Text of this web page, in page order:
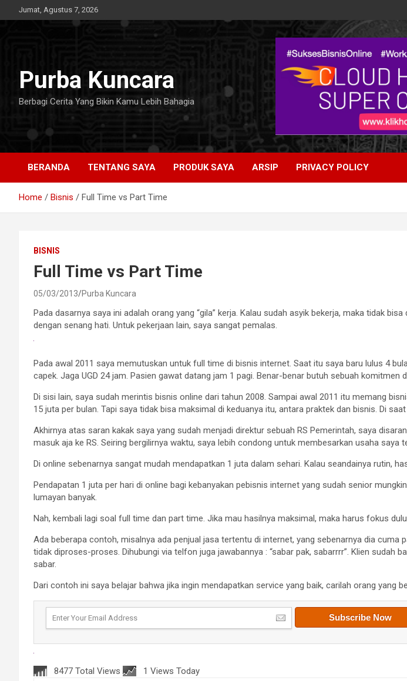
to
Jumat, Agustus 7, 2026
Purba Kuncara
Berbagi Cerita Yang Bikin Kamu Lebih Bahagia
BERANDA TENTANG SAYA PRODUK SAYA ARSIP PRIVACY POLICY
Home Bisnis Full Time vs Part Time
BISNIS
Full Time vs Part Time
05/03/2013 Purba Kuncara
Pada dasarnya saya ini adalah orang yang “gila” kerja. Kalau sudah asyik bekerja, maka tidak
dengan senang hati. Untuk pekerjaan lain, saya sangat pemalas.
Pada awal 2011 saya memutuskan untuk full time di bisnis internet. Saat itu saya baru lulus 4
capek. Jaga UGD 24 jam. Pasien gawat datang jam 1 pagi. Benar-benar butuh sebuah komitmen
Di sisi lain, saya sudah merintis bisnis online dari tahun 2008. Sampai awal 2011 itu memang
15 juta per bulan. Tapi saya tidak bisa maksimal di keduanya itu, antara praktek dan bisnis. Di
Akhirnya atas saran kakak saya yang sudah menjadi direktur sebuah RS Pemerintah, saya
masuk aja ke RS. Seiring bergilirnya waktu, saya lebih condong untuk membesarkan usaha saya
Di online sebenarnya sangat mudah mendapatkan 1 juta dalam sehari. Kalau seandainya rutin,
Pendapatan 1 juta per hari di online bagi kebanyakan pebisnis internet yang sudah senior
lumayan banyak.
Nah, kembali lagi soal full time dan part time. Jika mau hasilnya maksimal, maka harus fokus
Ada beberapa contoh, misalnya ada penjual jasa tertentu di internet, yang sebenarnya dia
tidak diproses-proses. Dihubungi via telfon juga jawabannya : “sabar pak, sabarrrr”. Klien
sabar.
Dari contoh ini saya belajar bahwa jika ingin mendapatkan service yang baik, carilah orang yang
8477 Total Views 1 Views Today